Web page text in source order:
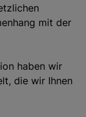
mit der
haben wir
die wir Ihnen